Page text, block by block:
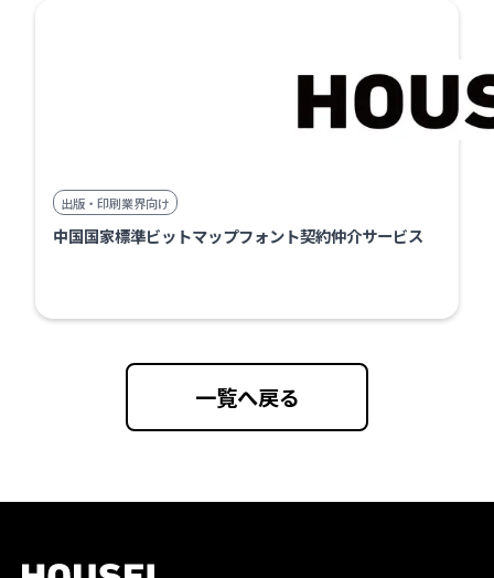
出版・印刷業界向け
中国国家標準ビットマップフォント契約仲介サービス
一覧へ戻る